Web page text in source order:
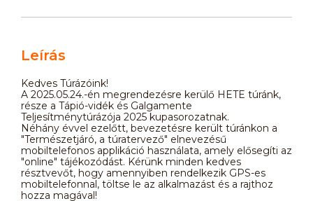
Leírás
Kedves Túrázóink!
A 2025.05.24.-én megrendezésre kerülő HETE túránk,
része a Tápió-vidék és Galgamente
Teljesítménytúrázója 2025 kupasorozatnak.
Néhány évvel ezelőtt, bevezetésre került túránkon a
"Természetjáró, a túratervező" elnevezésű
mobiltelefonos applikáció használata, amely elősegíti az
"online" tájékozódást. Kérünk minden kedves
résztvevőt, hogy amennyiben rendelkezik GPS-es
mobiltelefonnal, töltse le az alkalmazást és a rajthoz
hozza magával!